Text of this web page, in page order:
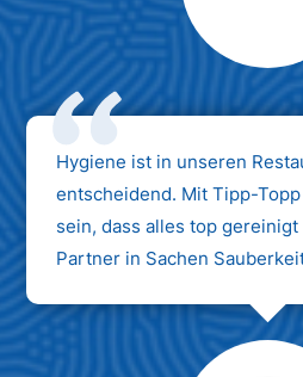
Hygiene ist in unseren
entscheidend. Mit Tipp-
sein, dass alles top
Partner in Sachen